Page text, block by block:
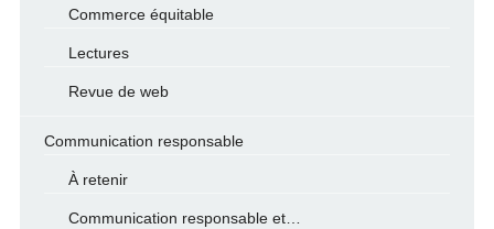
Commerce équitable
Lectures
Revue de web
Communication responsable
À retenir
Communication responsable et…